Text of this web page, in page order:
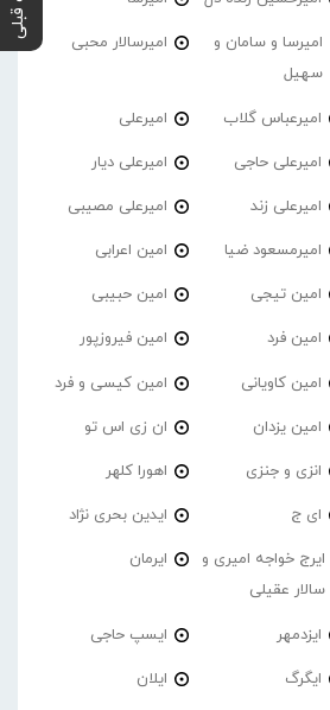
امیرسا و سامان و
سهیل
امیرسالار محبی
امیرعباس گلاب امیرعلی
امیرعلی حاجی امیرعلی دیار
امیرعلی زند امیرعلی مصیبی
امیرمسعود ضیا امین اعرابی
امین تیجی امین حبیبی
امین فرد امین فیروزپور
امین کاویانی امین کیسی و فرد
امین یزدان ان زی اس تو
انزی و جنزی اهورا کلهر
ای ج ایدین بحری نژاد
ایرج خواجه امیری و
سالار عقیلی
ایرمان
ایزدمهر ایسپ حاجی
ایگرگ ایلان